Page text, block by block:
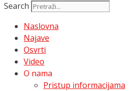
Search
Naslovna
Najave
Osvrti
Video
O nama
Pristup informacijama